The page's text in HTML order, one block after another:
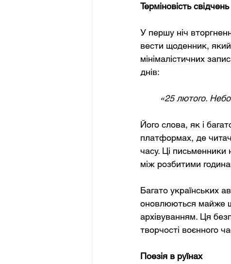
Терміновість свідчень
У першу ніч
вести щоденник,
мінімалістичних
днів:
«25 лютого. Небо
Його слова, як і
платформах, де
часу. Ці письменники
між розбитими
Багато українських
оновлюються майже
архівуванням. Ця
творчості воєнного
Поезія в руїнах